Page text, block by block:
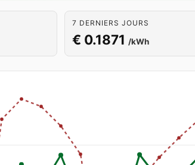
7 DERNIERS JOURS
€ 0.1871 /kWh